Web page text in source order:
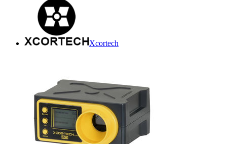
Xcortech